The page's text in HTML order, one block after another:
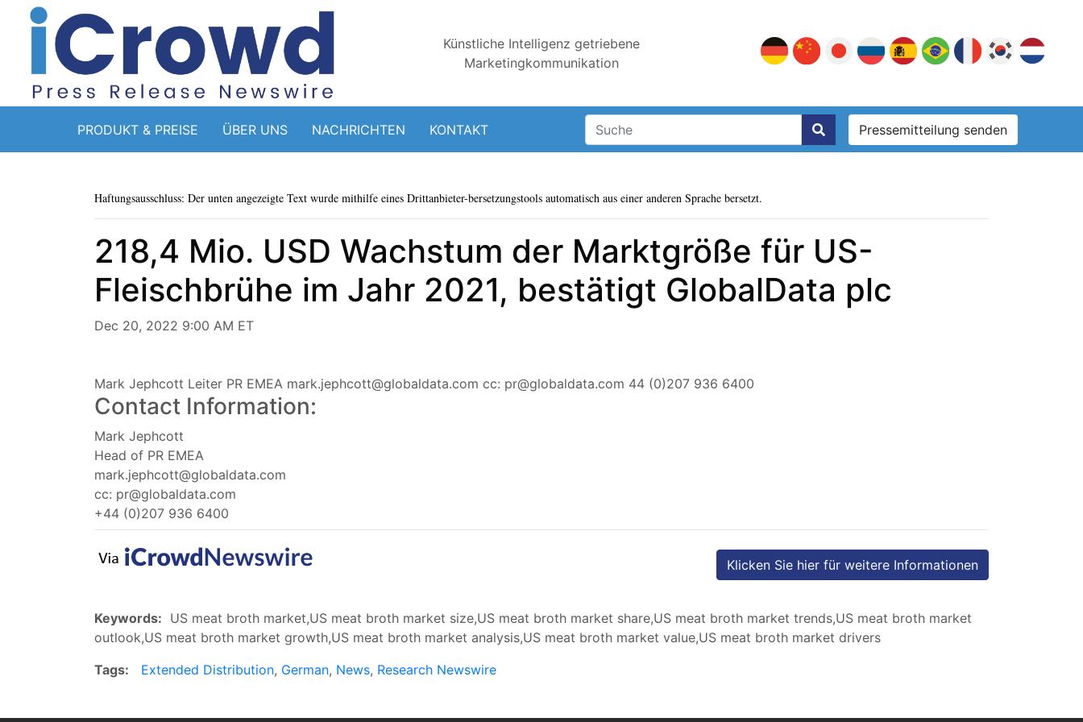
Künstliche Intelligenz getriebene
Marketingkommunikation
PRODUKT & PREISE ÜBER UNS NACHRICHTEN KONTAKT Pressemitteilung senden
Haftungsausschluss: Der unten angezeigte Text wurde mithilfe eines Drittanbieter-bersetzungstools automatisch aus einer anderen Sprache bersetzt.
218,4 Mio. USD Wachstum der Marktgröße für US-
Fleischbrühe im Jahr 2021, bestätigt GlobalData plc
Dec 20, 2022 9:00 AM ET
Mark Jephcott Leiter PR EMEA mark.jephcott@globaldata.com cc: pr@globaldata.com 44 (0)207 936 6400
Contact Information:
Mark Jephcott
Head of PR EMEA
mark.jephcott@globaldata.com
cc: pr@globaldata.com
+44 (0)207 936 6400
Klicken Sie hier für weitere Informationen
Keywords: US meat broth market,US meat broth market size,US meat broth market share,US meat broth market trends,US meat broth market
outlook,US meat broth market growth,US meat broth market analysis,US meat broth market value,US meat broth market drivers
Tags:
Extended Distribution, German, News, Research Newswire